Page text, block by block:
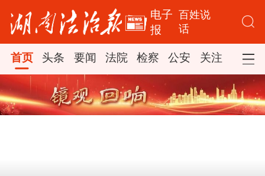
电子
报
百姓说
话
首页 头条 要闻 法院 检察 公安 关注 司法
[文脉华章 | 总书记引经据典话廉政
（一）]